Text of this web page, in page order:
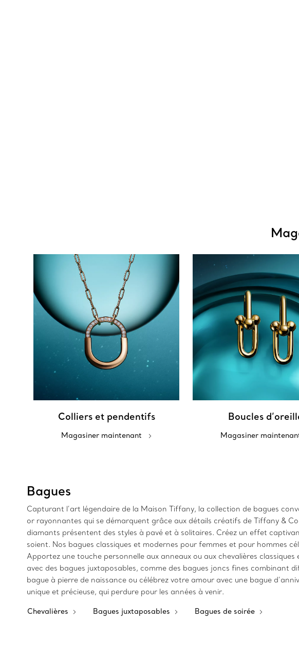
Colliers et pendentifs
Magasiner maintenant
Boucles
Magasiner
Bagues
Capturant l’art légendaire de la Maison Tiffany, la collection de bagues
or rayonnantes qui se démarquent grâce aux détails créatifs de Tiffany &
diamants présentent des styles à pavé et à solitaires. Créez un effet
soient. Nos bagues classiques et modernes pour femmes et pour hommes
Apportez une touche personnelle aux anneaux ou aux chevalières
avec des bagues juxtaposables, comme des bagues joncs fines combinant
bague à pierre de naissance ou célébrez votre amour avec une bague
unique et précieuse, qui perdure pour les années à venir.
Chevalières Bagues juxtaposables Bagues de soirée